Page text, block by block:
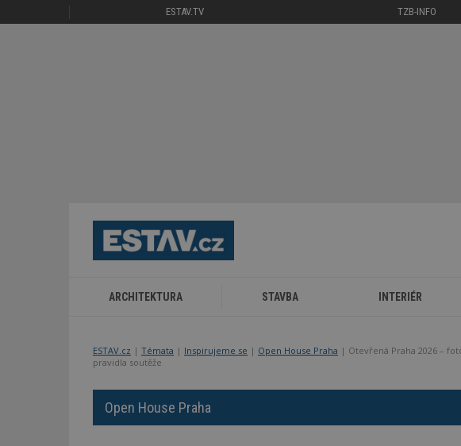
ESTAV.TV TZB-INFO
ARCHITEKTURA STAVBA INTERIÉR
ESTAV.cz Témata Inspirujeme se Open House Praha
Otevřená Praha 2026 –
pravidla soutěže
Open House Praha